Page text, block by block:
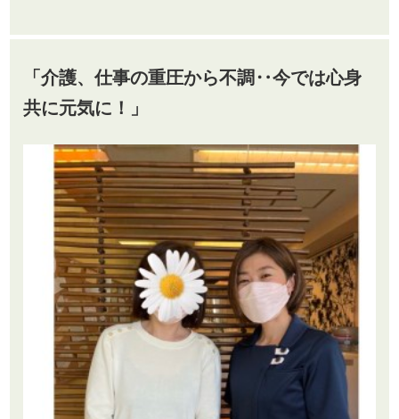
「介護、仕事の重圧から不調‥今では心身
共に元気に！」